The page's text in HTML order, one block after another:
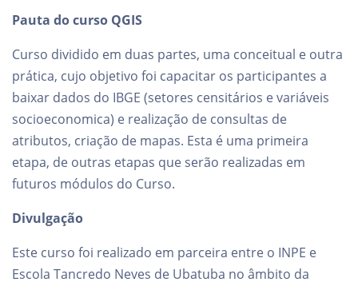
Pauta do curso QGIS
Curso dividido em duas partes, uma conceitual e outra
prática, cujo objetivo foi capacitar os participantes a
baixar dados do IBGE (setores censitários e variáveis
socioeconomica) e realização de consultas de
atributos, criação de mapas. Esta é uma primeira
etapa, de outras etapas que serão realizadas em
futuros módulos do Curso.
Divulgação
Este curso foi realizado em parceira entre o INPE e
Escola Tancredo Neves de Ubatuba no âmbito da